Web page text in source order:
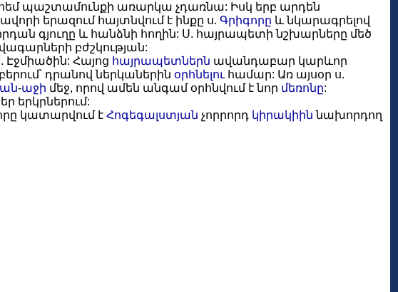
պաշտամունքի առարկա չդառնա: Իսկ երբ արդեն
երազում հայտնվում է ինքը ս. Գրիգորը և նկարագրելով
գյուղը և հանձնի հողին: Ս. հայրապետի նշխարները մեծ
բժշկության:
Հայոց հայրապետներն ավանդաբար կարևոր
դրանով ներկաներին օրհնելու համար: Առ այսօր ս.
-աջի մեջ, որով ամեն անգամ օրհնվում է նոր մեռոնը:
երկրներում:
կատարվում է Հոգեգալստյան չորրորդ կիրակիին նախորդող